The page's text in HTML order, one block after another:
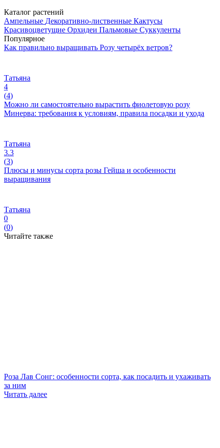
Каталог растений
Ампельные Декоративно-лиственные Кактусы
Красивоцветущие Орхидеи Пальмовые Суккуленты
Популярное
Как правильно выращивать Розу четырёх ветров?
Татьяна
4
(4)
Можно ли самостоятельно вырастить фиолетовую розу
Минерва: требования к условиям, правила посадки и ухода
Татьяна
3.3
(3)
Плюсы и минусы сорта розы Гейша и особенности
выращивания
Татьяна
0
(0)
Читайте также
Роза Лав Сонг: особенности сорта, как посадить и ухаживать
за ним
Читать далее